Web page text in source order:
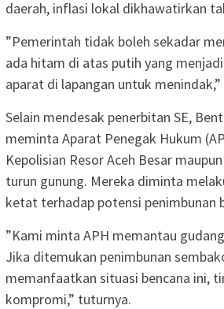
daerah, inflasi lokal dikhawatirkan
​”Pemerintah tidak boleh sekadar
ada hitam di atas putih yang
aparat di lapangan untuk
​Selain mendesak penerbitan SE,
meminta Aparat Penegak Hukum
Kepolisian Resor Aceh Besar
turun gunung. Mereka diminta
ketat terhadap potensi penimbunan
​”Kami minta APH memantau
Jika ditemukan penimbunan
memanfaatkan situasi bencana ini,
kompromi,” tuturnya.